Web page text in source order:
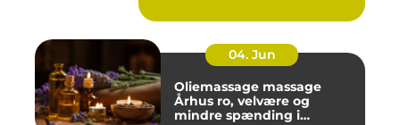
04. Jun
Oliemassage massage
Århus ro, velvære og
mindre spænding i